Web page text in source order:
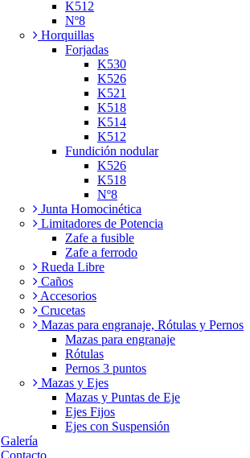
K512
Nº8
Horquillas
Forjadas
K530
K526
K521
K518
K514
K512
Fundición nodular
K526
K518
Nº8
Junta Homocinética
Limitadores de Potencia
Zafe a fusible
Zafe a ferrodo
Rueda Libre
Caños
Accesorios
Crucetas
Mazas para engranaje, Rótulas y Pernos
Mazas para engranaje
Rótulas
Pernos 3 puntos
Mazas y Ejes
Mazas y Puntas de Eje
Ejes Fijos
Ejes con Suspensión
Galería
Contacto